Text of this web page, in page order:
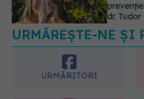
subiecte
URMĂRITORI
365
URMĂRITORI